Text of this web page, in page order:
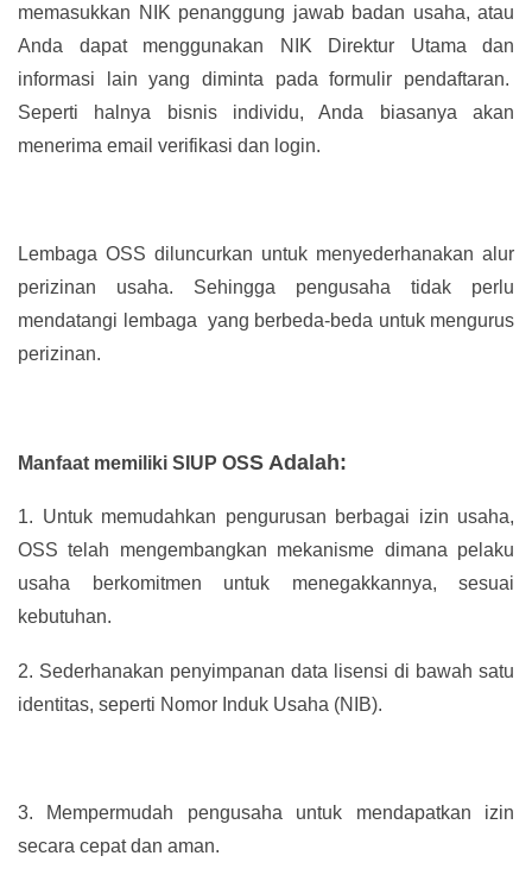
memasukkan NIK penanggung jawab badan usaha, atau
Anda dapat menggunakan NIK Direktur Utama dan
informasi lain yang diminta pada formulir pendaftaran.
Seperti halnya bisnis individu, Anda biasanya akan
menerima email verifikasi dan login.
Lembaga OSS diluncurkan untuk menyederhanakan alur
perizinan usaha. Sehingga pengusaha tidak perlu
mendatangi lembaga yang berbeda-beda untuk mengurus
perizinan.
Manfaat memiliki SIUP OSS Adalah:
1. Untuk memudahkan pengurusan berbagai izin usaha,
OSS telah mengembangkan mekanisme dimana pelaku
usaha berkomitmen untuk menegakkannya, sesuai
kebutuhan.
2. Sederhanakan penyimpanan data lisensi di bawah satu
identitas, seperti Nomor Induk Usaha (NIB).
3.
Mempermudah pengusaha untuk mendapatkan izin
secara cepat dan aman.